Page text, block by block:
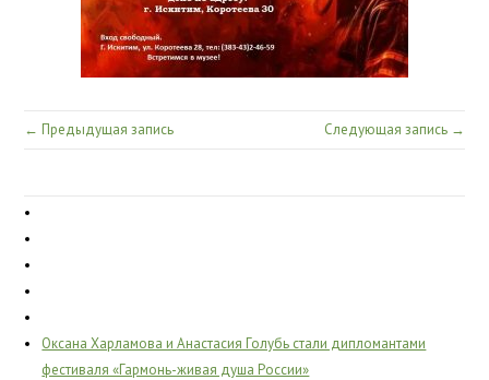
← Предыдущая запись Следующая запись →
Оксана Харламова и Анастасия Голубь стали дипломантами
фестиваля «Гармонь-живая душа России»